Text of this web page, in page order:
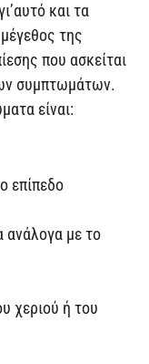
και τα
της
που ασκείται
συμπτωμάτων.
είναι:
επίπεδο
με το
χεριού ή του